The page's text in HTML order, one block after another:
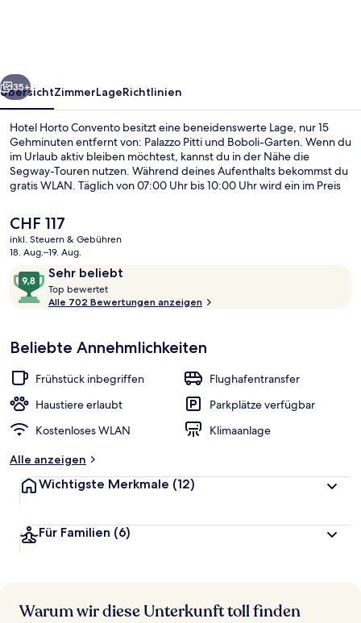
Weiter
35+
ÜbersichtZimmerLageRichtlinien
Hotel Horto Convento besitzt eine beneidenswerte Lage, nur 15
Gehminuten entfernt von: Palazzo Pitti und Boboli-Garten. Wenn du
im Urlaub aktiv bleiben möchtest, kannst du in der Nähe die
Segway-Touren nutzen. Während deines Aufenthalts bekommst du
gratis WLAN. Täglich von 07:00 Uhr bis 10:00 Uhr wird ein im Preis
bietet dieses Hotel im Art-déco-Stil eine Loungebar, eine Snackbar
und einen Garten. Andere Reisende lieben das hilfsbereite Personal
und den Allgemeinzustand. Die Unterkunft ist nur einen kurzen
Fußmarsch von den öffentlichen Verkehrsmitteln entfernt: Zur U-
Bahn (Straßenbahnhaltestelle Alamanni - Stazione Santa Maria
Novella) sind es 14 Minuten.
Der
aktuelle
Preis
CHF 117.
CHF 117
inkl. Steuern & Gebühren
18. Aug.–19. Aug.
Bewertungen
Sehr beliebt
9,8
von
10,
beliebt
Top bewertet
o
b
w
e
r
e
Alle 702 Bewertungen anzeigen
Beliebte Annehmlichkeiten
Frühstück inbegriffen
Flughafentransfer
Haustiere erlaubt
Parkplätze verfügbar
Kostenloses WLAN
Klimaanlage
Alle anzeigen
Wichtigste Merkmale (12)
Für Familien (6)
Warum wir diese Unterkunft toll finden